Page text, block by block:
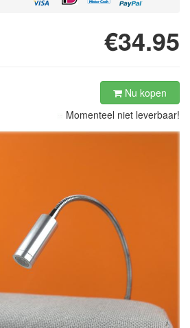
€34.95
Nu kopen
Momenteel niet leverbaar!